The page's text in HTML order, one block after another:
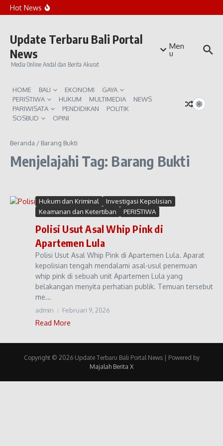
Lewati ke konten
Hot News
Penanaman Ribuan Mangrove di Teluk Benoa
Update Terbaru Bali Portal
News
Media Online Andal dan Berita Akurat
Men
u
HOME BALI EKONOMI
GAYA
PERISTIWA
HUKUM MULTIMEDIA
NEWS
PARIWISATA
PENDIDIKAN
POLITIK
SOSBUD
OPINI
Beranda / Barang Bukti
Menjelajahi Tag: Barang Bukti
Hukum dan Kriminal
Investigasi Kepolisian
Keamanan dan Ketertiban
PERISTIWA
Polisi Usut Asal Whip Pink di
Apartemen Lula
Polisi Usut Asal Whip Pink di Apartemen Lula. Aparat
kepolisian tengah mendalami asal-usul penemuan
whip pink di sebuah unit Apartemen Lula yang
belakangan menyita perhatian publik. Temuan tersebut
me...
admin Februari 9, 2026
Read More
Copyright © 2026 Update Terbaru Bali Portal News | Powered by
Majalah Berita X